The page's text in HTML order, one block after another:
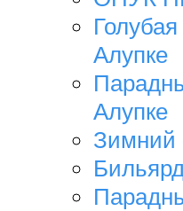
Алупке
Алупке
Зимний